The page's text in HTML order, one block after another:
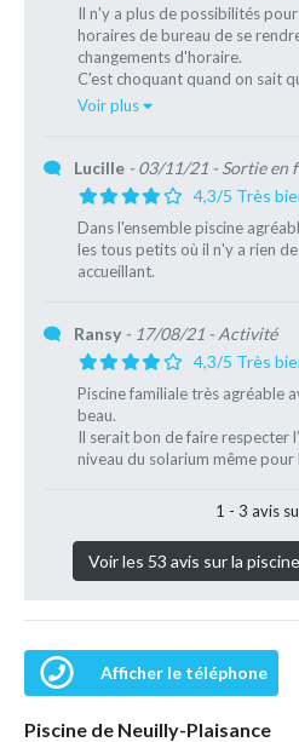
Il n'y a plus de possibilités
horaires de bureau de se
changements d'horaire.
C'est choquant quand on sait
Voir plus
Lucille - 03/11/21 - Sortie en
4,3/5 Très
Dans l'ensemble piscine
les tous petits où il n'y a rien
accueillant.
Ransy - 17/08/21 - Activité
4,3/5 Très
Piscine familiale très agréable
beau.
Il serait bon de faire respecter
niveau du solarium même pour
1 - 3 avis
Voir les 53 avis sur la
Afficher le téléphone
Piscine de Neuilly-Plaisance